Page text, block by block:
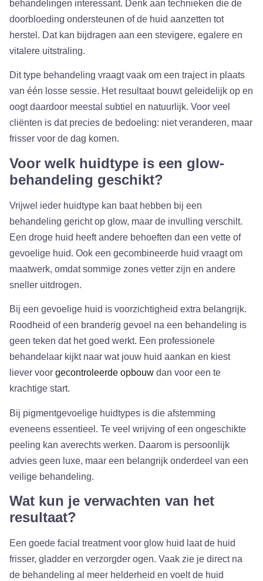
behandelingen interessant. Denk aan technieken die de
doorbloeding ondersteunen of de huid aanzetten tot
herstel. Dat kan bijdragen aan een stevigere, egalere en
vitalere uitstraling.
Dit type behandeling vraagt vaak om een traject in plaats
van één losse sessie. Het resultaat bouwt geleidelijk op en
oogt daardoor meestal subtiel en natuurlijk. Voor veel
cliënten is dat precies de bedoeling: niet veranderen, maar
frisser voor de dag komen.
Voor welk huidtype is een glow-
behandeling geschikt?
Vrijwel ieder huidtype kan baat hebben bij een
behandeling gericht op glow, maar de invulling verschilt.
Een droge huid heeft andere behoeften dan een vette of
gevoelige huid. Ook een gecombineerde huid vraagt om
maatwerk, omdat sommige zones vetter zijn en andere
sneller uitdrogen.
Bij een gevoelige huid is voorzichtigheid extra belangrijk.
Roodheid of een branderig gevoel na een behandeling is
geen teken dat het goed werkt. Een professionele
behandelaar kijkt naar wat jouw huid aankan en kiest
liever voor gecontroleerde opbouw dan voor een te
krachtige start.
Bij pigmentgevoelige huidtypes is die afstemming
eveneens essentieel. Te veel wrijving of een ongeschikte
peeling kan averechts werken. Daarom is persoonlijk
advies geen luxe, maar een belangrijk onderdeel van een
veilige behandeling.
Wat kun je verwachten van het
resultaat?
Een goede facial treatment voor glow huid laat de huid
frisser, gladder en verzorgder ogen. Vaak zie je direct na
de behandeling al meer helderheid en voelt de huid